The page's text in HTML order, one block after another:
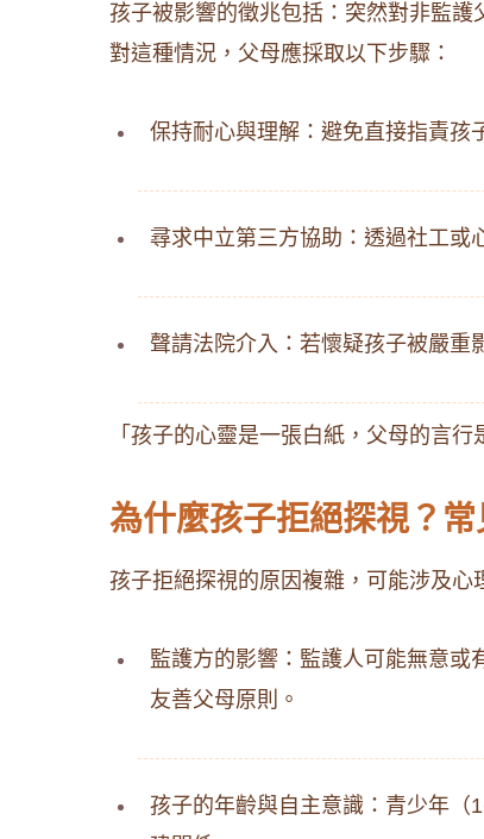
孩子被影響的徵兆包括：突然對非監
對這種情況，父母應採取以下步驟：
保持耐心與理解：避免直接指責孩
尋求中立第三方協助：透過社工或
聲請法院介入：若懷疑孩子被嚴重
「孩子的心靈是一張白紙，父母的言
為什麼孩子拒絕探視？
孩子拒絕探視的原因複雜，可能涉及心
監護方的影響：監護人可能無意或
友善父母原則。
孩子的年齡與自主意識：青少年（